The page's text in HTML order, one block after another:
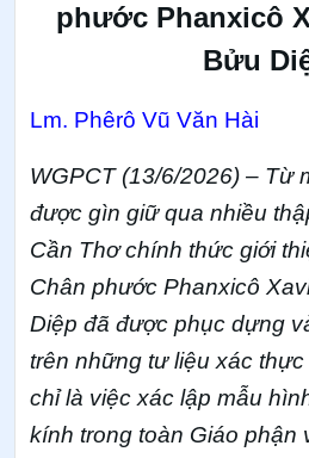
phước Phanxicô
Bửu
Lm. Phêrô Vũ Văn Hài
WGPCT (13/6/2026) – Từ
được gìn giữ qua nhiều
Cần Thơ chính thức giới
Chân phước Phanxicô
Diệp đã được phục dựng
trên những tư liệu xác
chỉ là việc xác lập mẫu
kính trong toàn Giáo phận